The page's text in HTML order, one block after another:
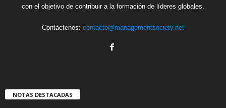
con el objetivo de contribuir a la formación de líderes globales.
Contáctenos: contacto@managementsociety.net
NOTAS DESTACADAS